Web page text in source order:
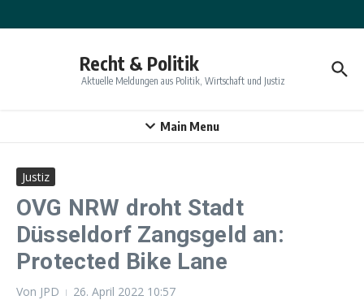
Recht & Politik
Aktuelle Meldungen aus Politik, Wirtschaft und Justiz
Main Menu
Justiz
OVG NRW droht Stadt
Düsseldorf Zangsgeld an:
Protected Bike Lane
Von JPD 26. April 2022 10:57